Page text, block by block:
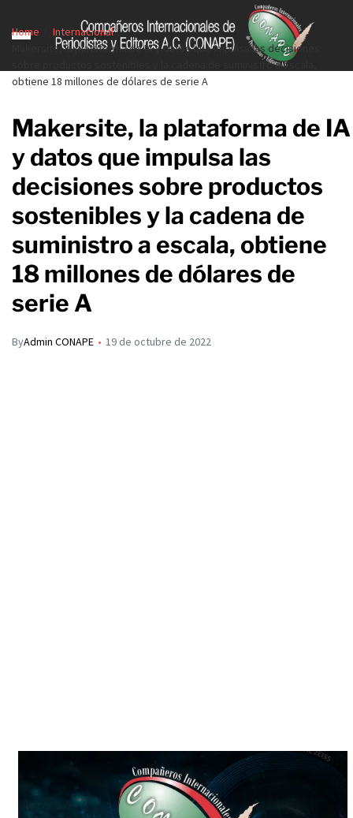
Home
Internacional
Makersite, la plataforma de IA y datos que impulsa las decisiones
sobre productos sostenibles y la cadena de suministro a escala,
obtiene 18 millones de dólares de serie A
Makersite, la plataforma de IA
y datos que impulsa las
decisiones sobre productos
sostenibles y la cadena de
suministro a escala, obtiene
18 millones de dólares de
serie A
ByAdmin CONAPE 19 de octubre de 2022